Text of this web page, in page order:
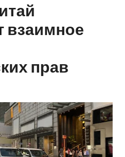
взаимное
прав